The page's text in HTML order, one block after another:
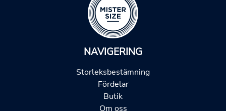
NAVIGERING
Storleksbestämning
Fördelar
Butik
Om oss